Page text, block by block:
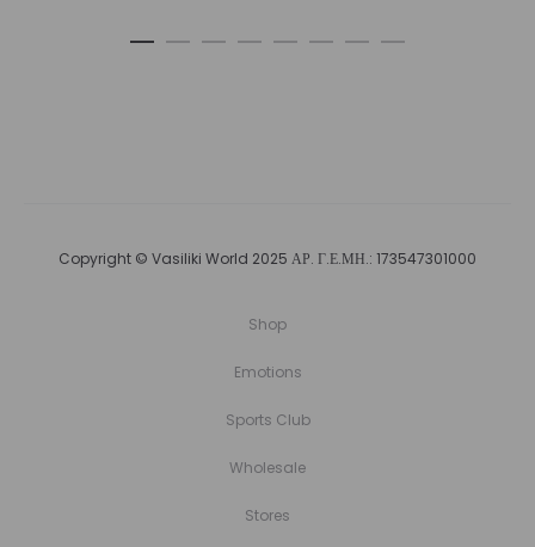
Copyright © Vasiliki World 2025 ΑΡ. Γ.Ε.ΜΗ.: 173547301000
Shop
Emotions
Sports Club
Wholesale
Stores